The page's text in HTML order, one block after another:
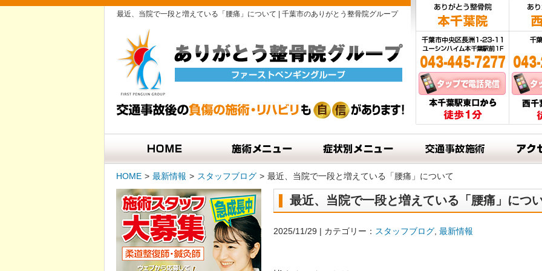
最近、当院で一段と増えている「腰痛」について | 千葉市のありがとう整骨院グループ
HOME > 最新情報 > スタッフブログ > 最近、当院で一段と増えている「腰痛」について
最近、当院で一段と増えている「腰痛」につ
2025/11/29 | カテゴリー： スタッフブログ 最新情報